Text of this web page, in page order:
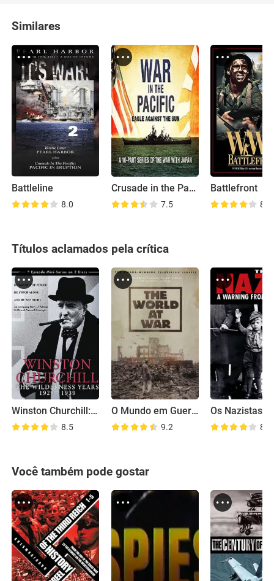
Similares
Battleline
8.0
Crusade in the Pacific
7.5
Battlefront
8.2
Títulos aclamados pela crítica
Winston Churchill: Os Anos Agitados
8.5
O Mundo em Guerra
9.2 8.5
Você também pode gostar